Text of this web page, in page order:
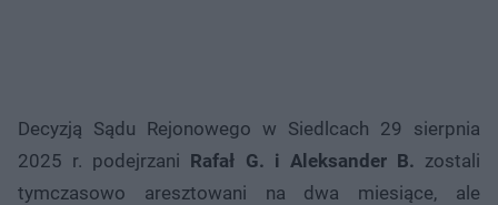
Decyzją Sądu Rejonowego w Siedlcach 29 sierpnia
2025 r. podejrzani Rafał G. i Aleksander B. zostali
tymczasowo aresztowani na dwa miesiące, ale